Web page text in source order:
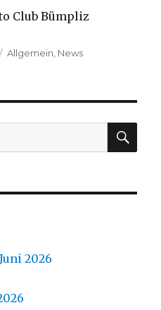
Club Bümpliz
Kategorien
Allgemein News
2026